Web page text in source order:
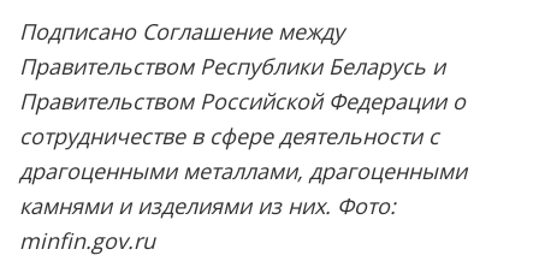
Подписано Соглашение между
Правительством Республики Беларусь и
Правительством Российской Федерации о
сотрудничестве в сфере деятельности с
драгоценными металлами, драгоценными
камнями и изделиями из них. Фото:
minfin.gov.ru